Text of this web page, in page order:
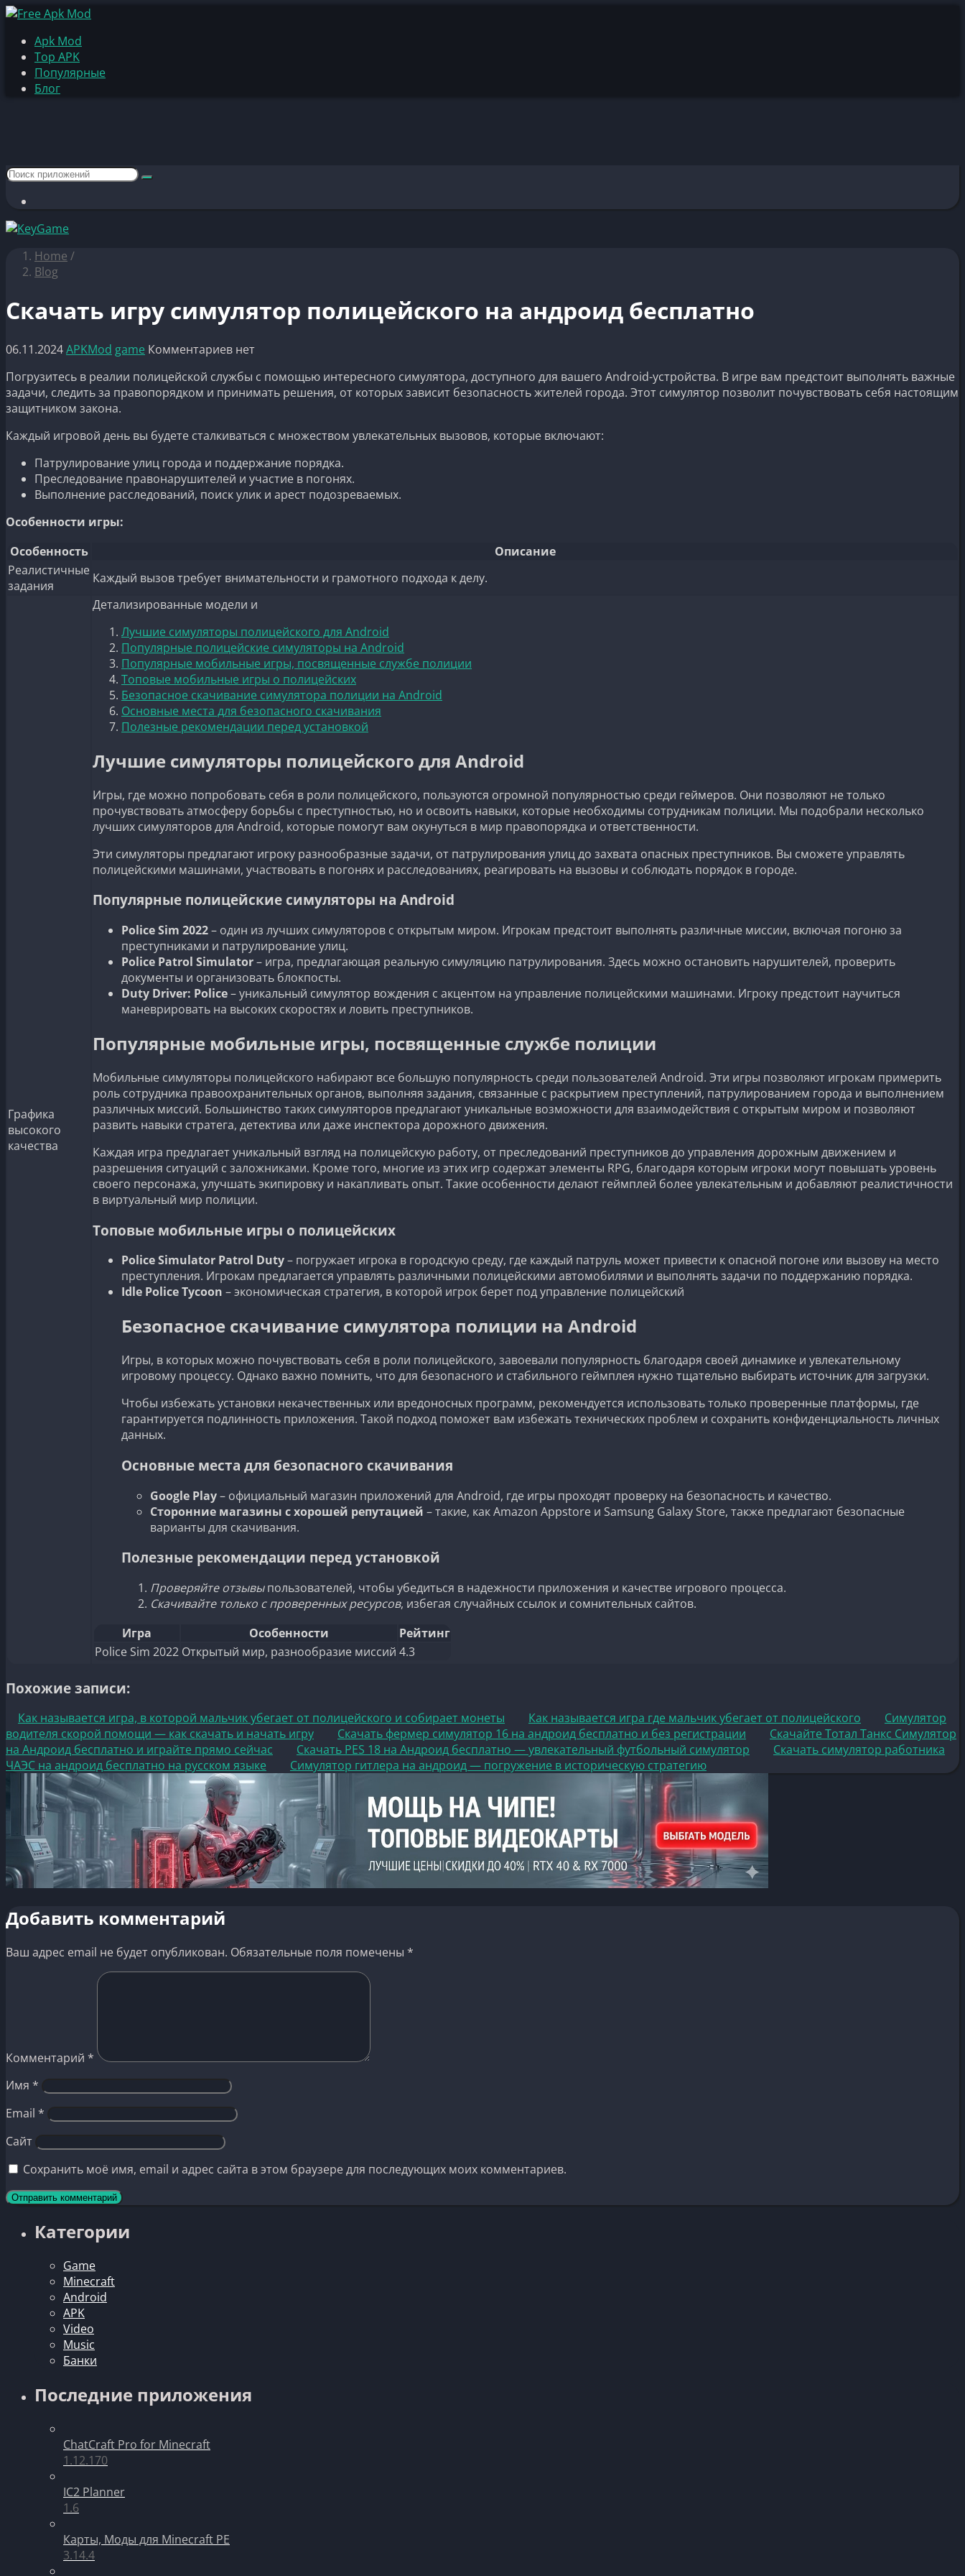
Apk Mod
Top APK
Популярные
Блог
Home /
Blog
Скачать игру симулятор полицейского на андроид бесплатно
06.11.2024APKMod game Комментариев нет
Погрузитесь в реалии полицейской службы с помощью интересного симулятора, доступного для вашего Android-устройства. В игре вам предстоит выполнять важные
задачи, следить за правопорядком и принимать решения, от которых зависит безопасность жителей города. Этот симулятор позволит почувствовать себя настоящим
защитником закона.
Каждый игровой день вы будете сталкиваться с множеством увлекательных вызовов, которые включают:
Патрулирование улиц города и поддержание порядка.
Преследование правонарушителей и участие в погонях.
Выполнение расследований, поиск улик и арест подозреваемых.
Особенности игры:
Особенность
Описание
Реалистичные
задания
Каждый вызов требует внимательности и грамотного подхода к делу.
Графика
высокого
качества
Детализированные модели и
Лучшие симуляторы полицейского для Android
Популярные полицейские симуляторы на Android
Популярные мобильные игры, посвященные службе полиции
Топовые мобильные игры о полицейских
Безопасное скачивание симулятора полиции на Android
Основные места для безопасного скачивания
Полезные рекомендации перед установкой
Лучшие симуляторы полицейского для Android
Игры, где можно попробовать себя в роли полицейского, пользуются огромной популярностью среди геймеров. Они позволяют не только
прочувствовать атмосферу борьбы с преступностью, но и освоить навыки, которые необходимы сотрудникам полиции. Мы подобрали несколько
лучших симуляторов для Android, которые помогут вам окунуться в мир правопорядка и ответственности.
Эти симуляторы предлагают игроку разнообразные задачи, от патрулирования улиц до захвата опасных преступников. Вы сможете управлять
полицейскими машинами, участвовать в погонях и расследованиях, реагировать на вызовы и соблюдать порядок в городе.
Популярные полицейские симуляторы на Android
Police Sim 2022– один из лучших симуляторов с открытым миром. Игрокам предстоит выполнять различные миссии, включая погоню за
преступниками и патрулирование улиц.
Police Patrol Simulator– игра, предлагающая реальную симуляцию патрулирования. Здесь можно остановить нарушителей, проверить
документы и организовать блокпосты.
Duty Driver: Police– уникальный симулятор вождения с акцентом на управление полицейскими машинами. Игроку предстоит научиться
маневрировать на высоких скоростях и ловить преступников.
Популярные мобильные игры, посвященные службе полиции
Мобильные симуляторы полицейского набирают все большую популярность среди пользователей Android. Эти игры позволяют игрокам примерить
роль сотрудника правоохранительных органов, выполняя задания, связанные с раскрытием преступлений, патрулированием города и выполнением
различных миссий. Большинство таких симуляторов предлагают уникальные возможности для взаимодействия с открытым миром и позволяют
развить навыки стратега, детектива или даже инспектора дорожного движения.
Каждая игра предлагает уникальный взгляд на полицейскую работу, от преследований преступников до управления дорожным движением и
разрешения ситуаций с заложниками. Кроме того, многие из этих игр содержат элементы RPG, благодаря которым игроки могут повышать уровень
своего персонажа, улучшать экипировку и накапливать опыт. Такие особенности делают геймплей более увлекательным и добавляют реалистичности
в виртуальный мир полиции.
Топовые мобильные игры о полицейских
Police Simulator Patrol Duty– погружает игрока в городскую среду, где каждый патруль может привести к опасной погоне или вызову на место
преступления. Игрокам предлагается управлять различными полицейскими автомобилями и выполнять задачи по поддержанию порядка.
Idle Police Tycoon – экономическая стратегия, в которой игрок берет под управление полицейский
Безопасное скачивание симулятора полиции на Android
Игры, в которых можно почувствовать себя в роли полицейского, завоевали популярность благодаря своей динамике и увлекательному
игровому процессу. Однако важно помнить, что для безопасного и стабильного геймплея нужно тщательно выбирать источник для загрузки.
Чтобы избежать установки некачественных или вредоносных программ, рекомендуется использовать только проверенные платформы, где
гарантируется подлинность приложения. Такой подход поможет вам избежать технических проблем и сохранить конфиденциальность личных
данных.
Основные места для безопасного скачивания
Google Play– официальный магазин приложений для Android, где игры проходят проверку на безопасность и качество.
Сторонние магазины с хорошей репутацией – такие, как Amazon Appstore и Samsung Galaxy Store, также предлагают безопасные
варианты для скачивания.
Полезные рекомендации перед установкой
Проверяйте отзывыпользователей, чтобы убедиться в надежности приложения и качестве игрового процесса.
Скачивайте только с проверенных ресурсов, избегая случайных ссылок и сомнительных сайтов.
Игра
Особенности
Рейтинг
Police Sim 2022 Открытый мир, разнообразие миссий 4.3
Похожие записи:
Как называется игра, в которой мальчик убегает от полицейского и собирает монеты Как называется игра где мальчик убегает от полицейского
Симулятор
водителя скорой помощи — как скачать и начать игру
Скачать фермер симулятор 16 на андроид бесплатно и без регистрации
Скачайте Тотал Танкс Симулятор
на Андроид бесплатно и играйте прямо сейчас
Скачать PES 18 на Андроид бесплатно — увлекательный футбольный симулятор
Скачать симулятор работника
ЧАЭС на андроид бесплатно на русском языке
Симулятор гитлера на андроид — погружение в историческую стратегию
Добавить комментарий
Ваш адрес email не будет опубликован. Обязательные поля помечены *
Комментарий *
Имя *
Email *
Сайт
Сохранить моё имя, email и адрес сайта в этом браузере для последующих моих комментариев.
Категории
Game
Minecraft
Android
APK
Video
Music
Банки
Последние приложения
ChatCraft Pro for Minecraft
1.12.170
IC2 Planner
1.6
Карты, Моды для Minecraft PE
3.14.4